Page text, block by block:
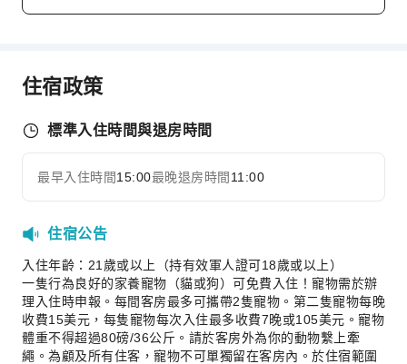
停車場
櫃檯服務
24 小時櫃檯
安全與保全
煙霧警報器
滅火器
保全人員
無障礙設施
無障礙通道
無障礙設施
展開全部
住宿政策
標準入住時間與退房時間
最早入住時間15:00最晚退房時間 11:00
住宿公告
入住年齡：21歲或以上（持有效軍人證可18歲或以上）
一隻行為良好的家養寵物（貓或狗）可免費入住！寵物需於辦
理入住時申報。每間客房最多可攜帶2隻寵物。第二隻寵物每晚
收費15美元，每隻寵物每次入住最多收費7晚或105美元。寵物
體重不得超過80磅/36公斤。請於客房外為你的動物繫上牽
繩。為顧及所有住客，寵物不可單獨留在客房內。於住宿範圍